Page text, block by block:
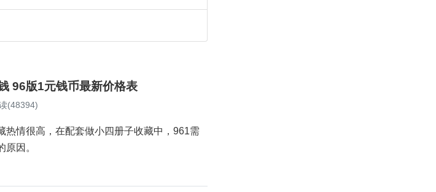
96版1元钱币最新价格表
(48394)
热情很高，在配套做小四册子收藏中，961需
因。